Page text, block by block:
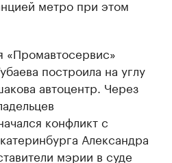
метро при этом
«Промавтосервис»
построила на углу
автоцентр. Через
конфликт с
Александра
мэрии в суде